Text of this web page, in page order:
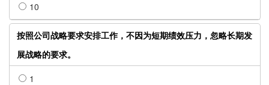
10
按照公司战略要求安排工作，不因为短期绩效压力，忽略长期发
展战略的要求。
1